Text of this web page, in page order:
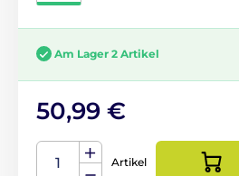
Am Lager 2 Artikel
50,99 €
Artikel